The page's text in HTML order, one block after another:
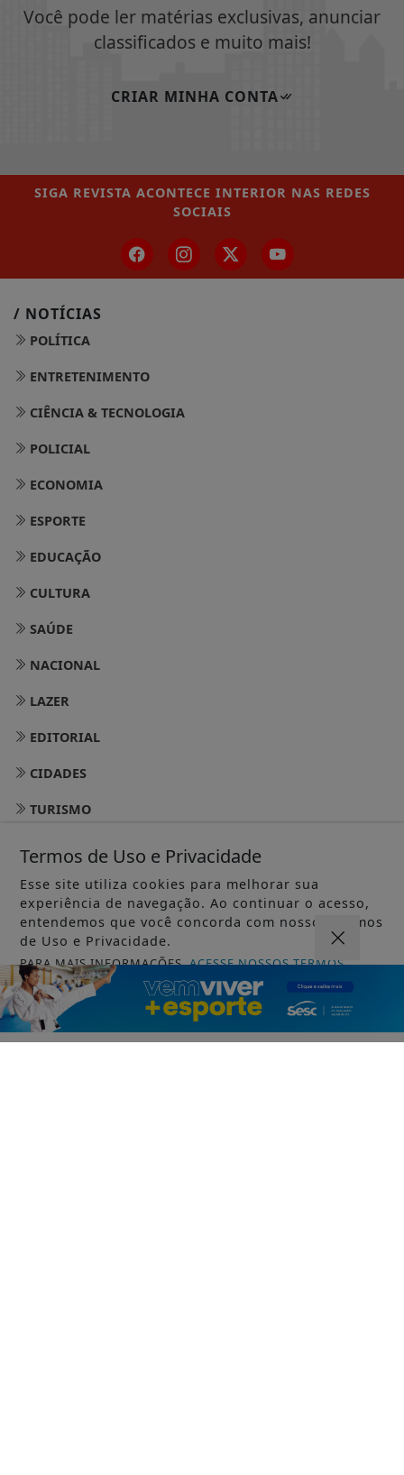
Você pode ler matérias exclusivas, anunciar
classificados e muito mais!
CRIAR MINHA CONTA
SIGA REVISTA ACONTECE INTERIOR NAS REDES
SOCIAIS
/ NOTÍCIAS
POLÍTICA
ENTRETENIMENTO
CIÊNCIA & TECNOLOGIA
POLICIAL
ECONOMIA
ESPORTE
EDUCAÇÃO
CULTURA
SAÚDE
NACIONAL
LAZER
EDITORIAL
CIDADES
TURISMO
BRASÍLIA
MEIO AMBIENTE
GOVERNO FEDERAL EXECUTIVO
GOVERNO DO ESTADO DO RIO
Termos de Uso e Privacidade
Esse site utiliza cookies para melhorar sua
experiência de navegação. Ao continuar o acesso,
entendemos que você concorda com nossos Termos
de Uso e Privacidade.
PARA MAIS INFORMAÇÕES,ACESSE NOSSOS TERMOS
CLICANDO AQUI
PROSSEGUIR